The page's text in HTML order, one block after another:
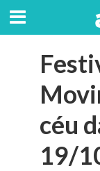
céu
19/